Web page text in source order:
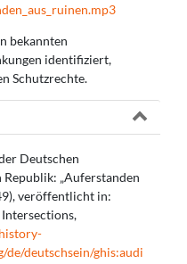
bekannten
identifiziert,
Schutzrechte.
Deutschen
„Auferstanden
veröffentlicht in:
de/deutschsein/ghis:audi